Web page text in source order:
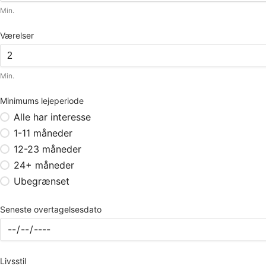
Min.
Værelser
Min.
Minimums lejeperiode
Alle har interesse
1-11 måneder
12-23 måneder
24+ måneder
Ubegrænset
Seneste overtagelsesdato
Livsstil